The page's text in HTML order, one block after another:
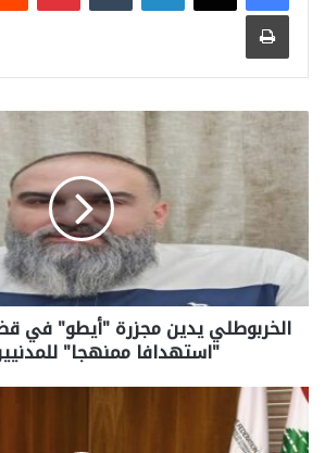
طباعة
الخربوطلي يدين مجزرة "أيطو" في
"استهدافا ممنهجا"